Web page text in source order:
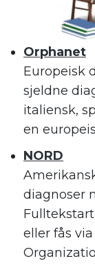
Orphanet
Europeisk
sjeldne
italiensk,
en
NORD
diagnoser
eller fås